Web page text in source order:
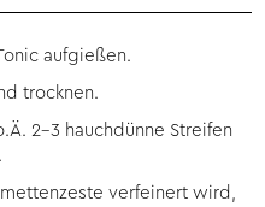
aufgießen.
trocknen.
2-3 hauchdünne Streifen
verfeinert wird,